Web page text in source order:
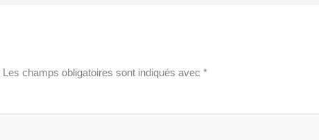
Les champs obligatoires sont indiqués avec*